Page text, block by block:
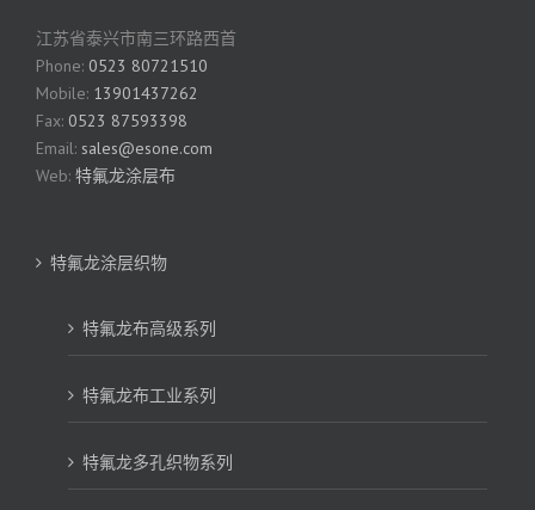
江苏省泰兴市南三环路西首
Phone: 0523 80721510
Mobile: 13901437262
Fax: 0523 87593398
Email: sales@esone.com
Web: 特氟龙涂层布
特氟龙涂层织物
特氟龙布高级系列
特氟龙布工业系列
特氟龙多孔织物系列